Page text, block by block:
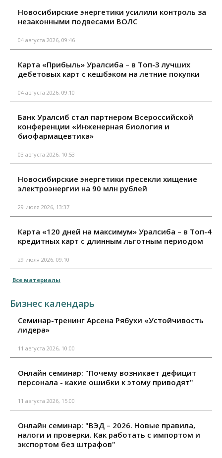
Новосибирские энергетики усилили контроль за
незаконными подвесами ВОЛС
04 августа 2026, 09:46
Карта «Прибыль» Уралсиба – в Топ-3 лучших
дебетовых карт с кешбэком на летние покупки
04 августа 2026, 09:10
Банк Уралсиб стал партнером Всероссийской
конференции «Инженерная биология и
биофармацевтика»
03 августа 2026, 10:53
Новосибирские энергетики пресекли хищение
электроэнергии на 90 млн рублей
29 июля 2026, 13:37
Карта «120 дней на максимум» Уралсиба – в Топ-4
кредитных карт с длинным льготным периодом
29 июля 2026, 09:10
Все материалы
Бизнес календарь
Семинар-тренинг Арсена Рябухи «Устойчивость
лидера»
11 августа 2026, 10:00
Онлайн семинар: "Почему возникает дефицит
персонала - какие ошибки к этому приводят"
11 августа 2026, 15:00
Онлайн семинар: "ВЭД – 2026. Новые правила,
налоги и проверки. Как работать с импортом и
экспортом без штрафов"